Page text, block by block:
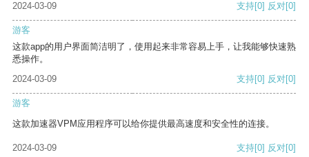
2024-03-09 支持[0] 反对[0]
游客
这款app的用户界面简洁明了，使用起来非常容易上手，让我能够快速熟
悉操作。
2024-03-09
支持[0] 反对[0]
游客
这款加速器VPM应用程序可以给你提供最高速度和安全性的连接。
2024-03-09 支持[0] 反对[0]